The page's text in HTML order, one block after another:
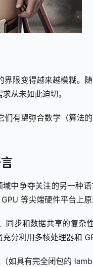
限变得越来越模糊。
从未如此迫切。
们有望弥合数学（算法
中争夺关注的另一种
等尖端硬件平台上原
同步和数据共享的复
分利用多核处理器和
如具有完全闭包的